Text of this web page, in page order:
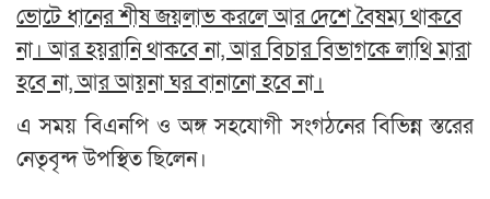
ভোটে ধানের শীষ জয়লাভ করলে আর দেশে বৈষম্য থাকবে
না। আর হয়রানি থাকবে না, আর বিচার বিভাগকে লাথি মারা
হবে না, আর আয়না ঘর বানানো হবে না।
এ সময় বিএনপি ও অঙ্গ সহযোগী সংগঠনের বিভিন্ন স্তরের
নেতৃবৃন্দ উপস্থিত ছিলেন।